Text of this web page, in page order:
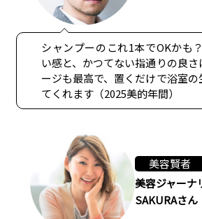
シャンプーのこれ1本でOKかも
い感と、かつてない指通りの良
ージも最高で、置くだけで浴室
てくれます（2025美的年間）
美容賢者
美容ジャーナ
SAKURAさん